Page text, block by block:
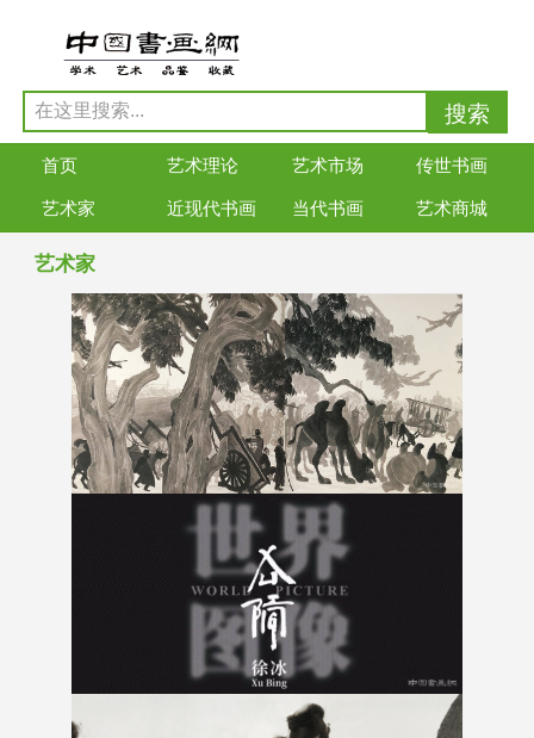
首页 艺术理论 艺术市场 传世书画
艺术家 近现代书画 当代书画 艺术商城
艺术家